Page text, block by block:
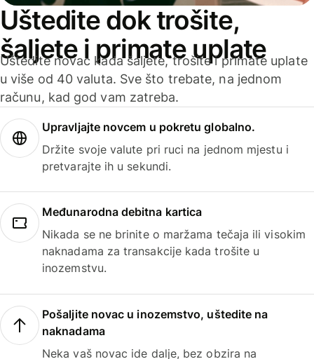
Uštedite dok trošite,
šaljete i primate uplate
Uštedite novac kada šaljete, trošite i primate uplate
u više od 40 valuta. Sve što trebate, na jednom
računu, kad god vam zatreba.
Upravljajte novcem u pokretu globalno.
Držite svoje valute pri ruci na jednom mjestu i
pretvarajte ih u sekundi.
Međunarodna debitna kartica
Nikada se ne brinite o maržama tečaja ili visokim
naknadama za transakcije kada trošite u
inozemstvu.
Pošaljite novac u inozemstvo, uštedite na
naknadama
Neka vaš novac ide dalje, bez obzira na